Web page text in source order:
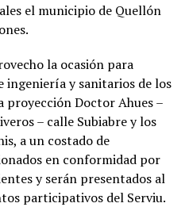
el municipio de Quellón
la ocasión para
ingeniería y sanitarios de los
proyección Doctor Ahues –
– calle Subiabre y los
a un costado de
en conformidad por
y serán presentados al
participativos del Serviu.